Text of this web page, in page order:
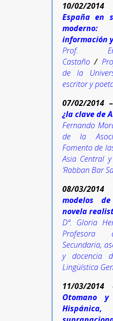
10/02/2014
España en
moderno:
información
Prof.
Castaño /
de la
escritor y
07/02/2014 –
¿la clave de
Fernando
de la
Fomento de
Asia Central y
‘Rabban Bar
08/03/
modelos
novela
Dª. Gloria
Profesora
Secundaria,
y docencia
Lingüística
11/03/2014
Otomano